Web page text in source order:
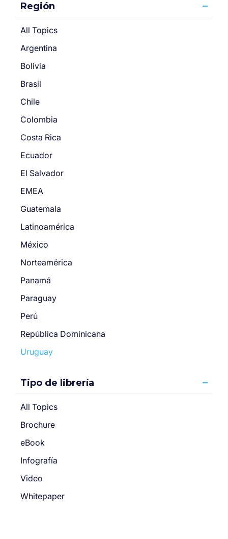
Región
All Topics
Argentina
Bolivia
Brasil
Chile
Colombia
Costa Rica
Ecuador
El Salvador
EMEA
Guatemala
Latinoamérica
México
Norteamérica
Panamá
Paraguay
Perú
República Dominicana
Uruguay
Tipo de librería
All Topics
Brochure
eBook
Infografía
Video
Whitepaper